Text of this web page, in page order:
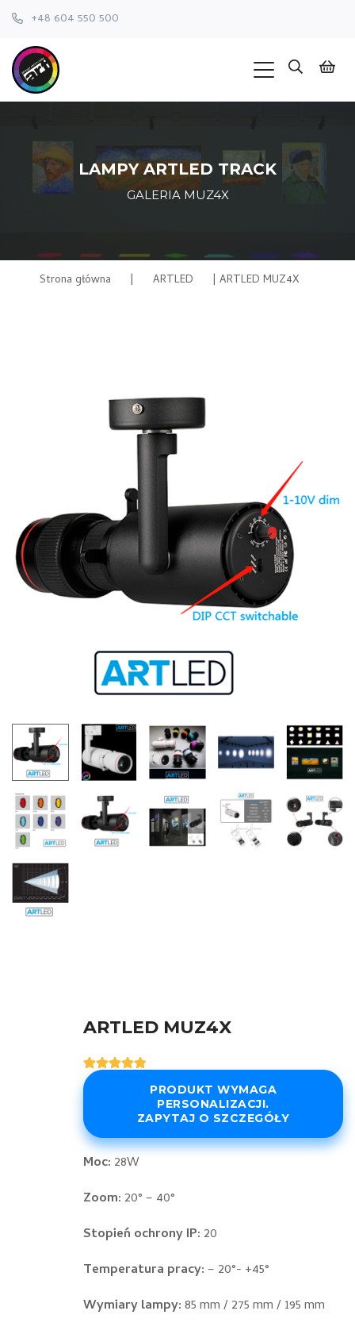
+48 604 550 500
LAMPY ARTLED TRACK
GALERIA MUZ4X
Strona główna | ARTLED | ARTLED MUZ4X
ARTLED MUZ4X
Oceniony
4.80
podstawie
5
ocen
klientów
PRODUKT WYMAGA
PERSONALIZACJI.
ZAPYTAJ O SZCZEGÓŁY
Moc: 28W
Zoom: 20° – 40°
Stopień ochrony IP: 20
Temperatura pracy:– 20°- +45°
Wymiary lampy:85 mm / 275 mm / 195 mm